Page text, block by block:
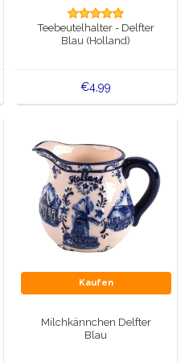
Blau
Teebeutelhalter - Delfter
Blau (Holland)
€4,99
Kaufen
Milchkännchen Delfter
Blau